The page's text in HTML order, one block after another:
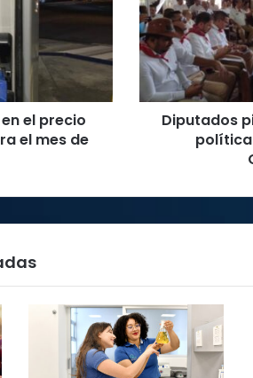
el precio
el mes de
Gobierno
mayor
política
pública
favor
Guanacaste
Diputados